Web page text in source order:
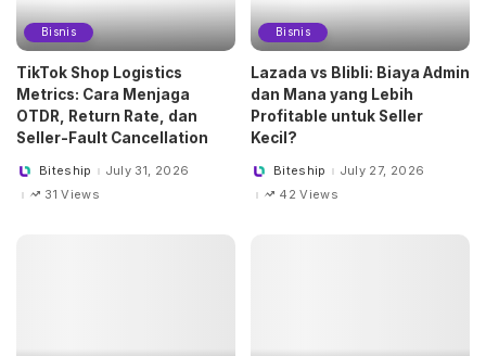
Bisnis
TikTok Shop Logistics
Metrics: Cara Menjaga
OTDR, Return Rate, dan
Seller-Fault Cancellation
PostedBiteship
July 31, 2026
31 Views
Bisnis
Lazada vs Blibli: Biaya Admin
dan Mana yang Lebih
Profitable untuk Seller
Kecil?
PostedBiteship
July 27, 2026
42 Views